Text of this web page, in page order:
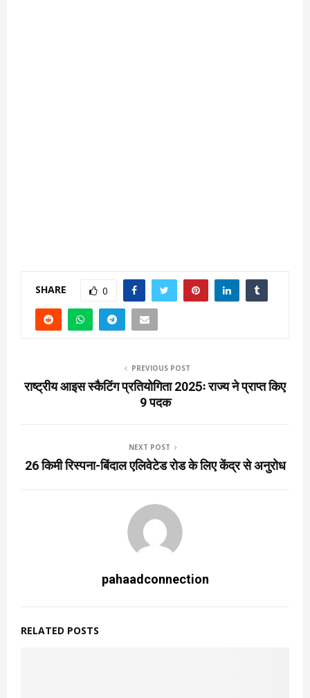
SHARE 0
PREVIOUS POST
राष्ट्रीय आइस स्कैटिंग प्रतियोगिता 2025ः राज्य ने प्राप्त किए
9 पदक
NEXT POST
26 किमी रिस्पना-बिंदाल एलिवेटेड रोड के लिए केंद्र से अनुरोध
pahaadconnection
RELATED POSTS